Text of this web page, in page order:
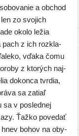
a obchod
zo svo­jich
oko­lo ležia
pach z ich roz­kla­
vďa­ka čomu
z kto­rých naj­
dokon­ca tvr­dia,
sa zatiaľ
sa v posled­nej
Ťažko pove­dať
bohov na oby­